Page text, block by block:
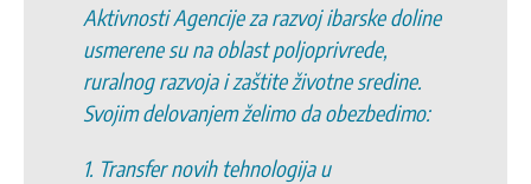
Aktivnosti Agencije za razvoj ibarske doline
usmerene su na oblast poljoprivrede,
ruralnog razvoja i zaštite životne sredine.
Svojim delovanjem želimo da obezbedimo:
1. Transfer novih tehnologija u